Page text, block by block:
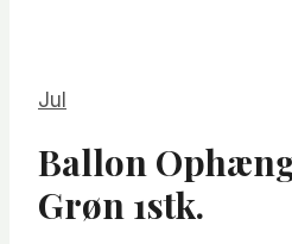
Jul
Ballon
Grøn 1stk.